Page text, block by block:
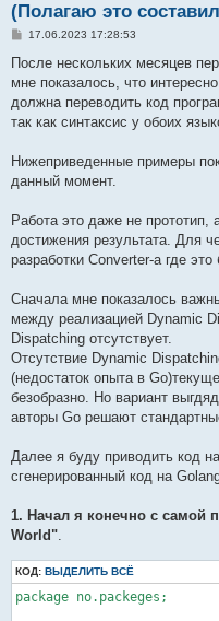
(Полагаю это
С
о
щ
е
и
17.06.2023 17:28:53
После нескольких месяцев
мне показалось, что
должна переводить код
так как синтаксис у обоих
Нижеприведенные примеры
данный момент.
Работа это даже не прототип,
достижения результата. Для
разработки Converter-a где
Сначала мне показалось
между реализацией Dynamic
Dispatching отсутствует.
Отсутствие Dynamic
(недостаток опыта в
безобразно. Но вариант
авторы Go решают
Далее я буду приводить код
сгенерированный код на
1. Начал я конечно с самой
World".
КОД: ВЫДЕЛИТЬ ВСЁ
package no.packeges;